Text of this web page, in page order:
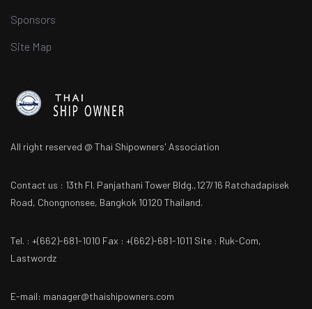
Sponsors
Site Map
All right reserved @ Thai Shipowners' Association
Contact us : 13th Fl. Panjathani Tower Bldg.,127/16 Ratchadapisek
Road, Chongnonsee, Bangkok 10120 Thailand.
Tel. : +(662)-681-1010 Fax : +(662)-681-1011 Site : Ruk-Com,
Lastwordz
E-mail: manager@thaishipowners.com